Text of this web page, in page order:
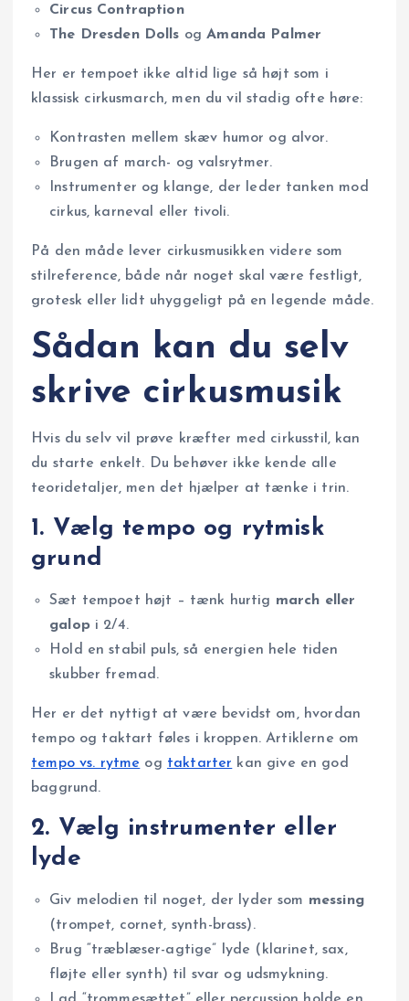
Circus Contraption
The Dresden Dolls ogAmanda Palmer
Her er tempoet ikke altid lige så højt som i
klassisk cirkusmarch, men du vil stadig ofte høre:
Kontrasten mellem skæv humor og alvor.
Brugen af march- og valsrytmer.
Instrumenter og klange, der leder tanken mod
cirkus, karneval eller tivoli.
På den måde lever cirkusmusikken videre som
stilreference, både når noget skal være festligt,
grotesk eller lidt uhyggeligt på en legende måde.
Sådan kan du selv
skrive cirkusmusik
Hvis du selv vil prøve kræfter med cirkusstil, kan
du starte enkelt. Du behøver ikke kende alle
teoridetaljer, men det hjælper at tænke i trin.
1. Vælg tempo og rytmisk
grund
Sæt tempoet højt – tænk hurtig march eller
galopi 2/4.
Hold en stabil puls, så energien hele tiden
skubber fremad.
Her er det nyttigt at være bevidst om, hvordan
tempo og taktart føles i kroppen. Artiklerne om
tempo vs. rytme og taktarter kan give en god
baggrund.
2. Vælg instrumenter eller
lyde
Giv melodien til noget, der lyder som messing
(trompet, cornet, synth-brass).
Brug “træblæser-agtige” lyde (klarinet, sax,
fløjte eller synth) til svar og udsmykning.